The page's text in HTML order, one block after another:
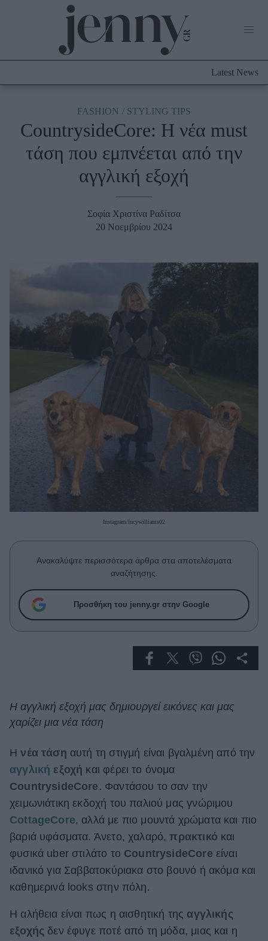
Culture
Fashion
Shopping
Beauty - Ομορφιά
Well being
Ψυχολογία
Υγεία + Διατροφή
Σχέσεις & Σεξ
Fitness
Woman Power
Real Women
Πρόσωπα
Celebrities
Συνεντεύξεις
True Stories
Ask the Guru
Success Stories
Deco
Green
Αφιερώματα
ΒΟΞ
Χωρίς Ταμπέλες
Women's Forum
Latest News
FASHION STYLING TIPS
CountrysideCore: Η νέα must
τάση που εμπνέεται από την
αγγλική εξοχή
Σοφία Χριστίνα Ραδίτσα
20 Νοεμβρίου 2024
Instagram/lucywilliams02
Ανακαλύψτε περισσότερα άρθρα στα αποτελέσματα
αναζήτησης.
Προσθήκη του jenny.gr στην Google
Η αγγλική εξοχή μας δημιουργεί εικόνες και μας
χαρίζει μια νέα τάση
Ηνέα τάση αυτή τη στιγμή είναι βγαλμένη από την
αγγλική εξοχή και φέρει το όνομα
CountrysideCore . Φαντάσου το σαν την
χειμωνιάτικη εκδοχή του παλιού μας γνώριμου
CottageCore, αλλά με πιο μουντά χρώματα και πιο
βαριά υφάσματα. Άνετο, χαλαρό,πρακτικό και
φυσικά uber στιλάτο το CountrysideCore είναι
ιδανικό για Σαββατοκύριακα στο βουνό ή ακόμα και
καθημερινά looks στην πόλη.
Η αλήθεια είναι πως η αισθητική της αγγλικής
εξοχής δεν έφυγε ποτέ από τη μόδα, μιας και η